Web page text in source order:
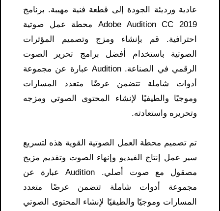
عادية ورديئة الجودة إلى قطعة فنية مهيبة. برنامج
Adobe Audition CC 2019 محطة عمل صوتية
احترافية. قم بإنشاء ومزج وتصميم المؤثرات
الصوتية باستخدام أفضل برامج تحرير الصوت
الرقمي في الصناعة. Audition عبارة عن مجموعة
أدوات شاملة تتضمن عرضًا متعدد المسارات
وموجيًا والطيفيًا لإنشاء المحتوى الصوتي ومزجه
وتحريره واستعادته.
تم تصميم محطة العمل الصوتية القوية هذه لتسريع
سير عمل إنتاج الفيديو وإنهاء الصوت وتقديم مزيج
مصقول مع صوت أصلي. Audition عبارة عن
مجموعة أدوات شاملة تتضمن عرضًا متعدد
المسارات وموجيًا والطيفيًا لإنشاء المحتوى الصوتي